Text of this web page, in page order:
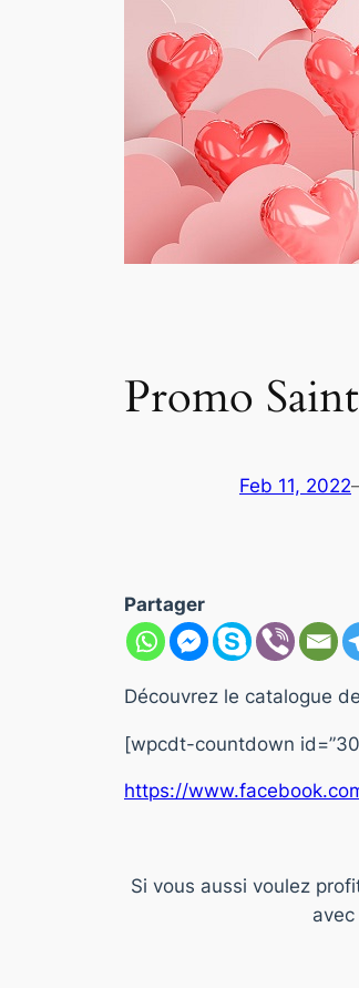
Promo
Feb 11, 2022
Partager
Découvrez le catalogue
[wpcdt-countdown
https://
Si vous aussi voulez